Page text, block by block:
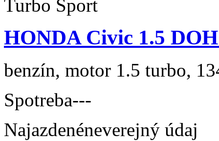
HONDA Civic 1.5
benzín, motor 1.5 turbo,
Spotreba---
Najazdenéneverejný údaj